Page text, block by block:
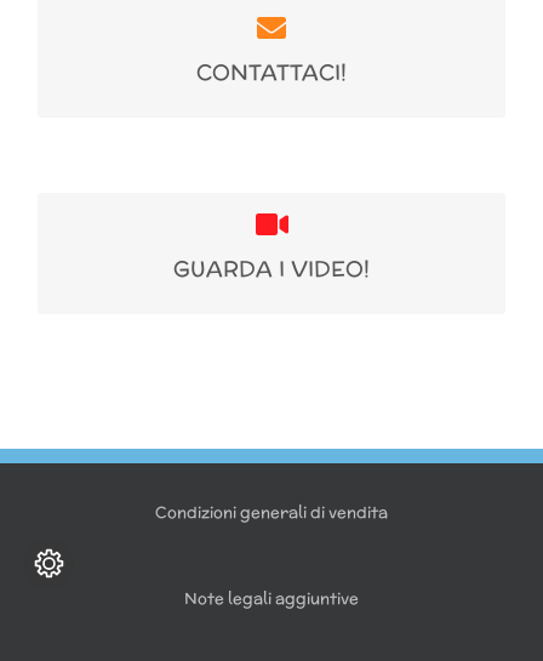
CONTATTACI!
Per qualsiasi informazione
clicca qui
GUARDA I VIDEO!
Per guardare i nostri video
clicca qui
Condizioni generali di vendita
Note legali aggiuntive